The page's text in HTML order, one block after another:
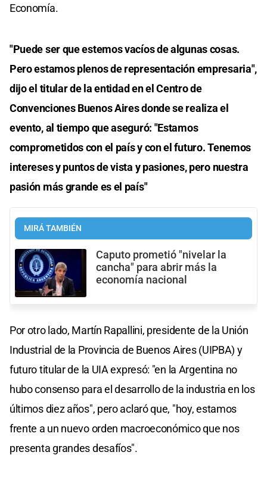
Economía.
"Puede ser que estemos vacíos de algunas cosas.
Pero estamos plenos de representación empresaria",
dijo el titular de la entidad en el Centro de
Convenciones Buenos Aires donde se realiza el
evento, al tiempo que aseguró: "Estamos
comprometidos con el país y con el futuro. Tenemos
intereses y puntos de vista y pasiones, pero nuestra
pasión más grande es el país"
MIRÁ TAMBIÉN
Caputo prometió "nivelar la
cancha" para abrir más la
economía nacional
Por otro lado, Martín Rapallini, presidente de la Unión
Industrial de la Provincia de Buenos Aires (UIPBA) y
futuro titular de la UIA expresó: "en la Argentina no
hubo consenso para el desarrollo de la industria en los
últimos diez años", pero aclaró que, "hoy, estamos
frente a un nuevo orden macroeconómico que nos
presenta grandes desafíos".